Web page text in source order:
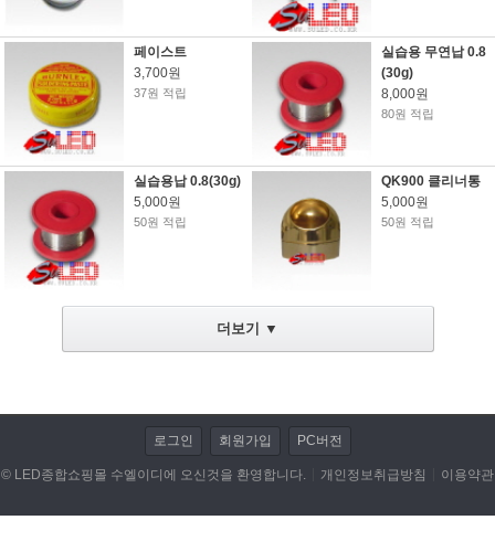
DIY용품/공구
LED전조등/안개등/할로겐 램프
저항/전자부품/전자모듈
LED작업 관련제품
자동차용품
개인결제
페이스트
3,700원
37원 적립
실습용 무연납 0.8
(30g)
8,000원
80원 적립
실습용납 0.8(30g)
5,000원
50원 적립
QK900 클리너통
5,000원
50원 적립
더보기 ▼
로그인 회원가입 PC버전
© LED종합쇼핑몰 수엘이디에 오신것을 환영합니다. 개인정보취급방침 이용약관